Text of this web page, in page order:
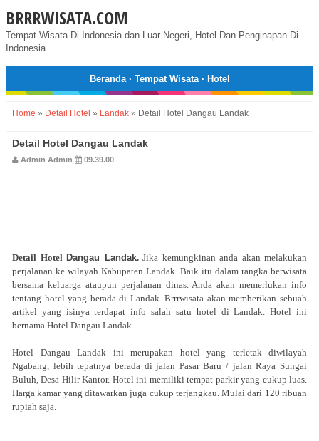
BRRRWISATA.COM
Tempat Wisata Di Indonesia dan Luar Negeri, Hotel Dan Penginapan Di
Indonesia
Beranda· Tempat Wisata· Hotel
Home » Detail Hotel » Landak » Detail Hotel Dangau Landak
Detail Hotel Dangau Landak
Admin Admin 09.39.00
Detail Hotel Dangau Landak. Jika kemungkinan anda akan melakukan
perjalanan ke wilayah Kabupaten Landak. Baik itu dalam rangka berwisata
bersama keluarga ataupun perjalanan dinas. Anda akan memerlukan info
tentang hotel yang berada di Landak. Brrrwisata akan memberikan sebuah
artikel yang isinya terdapat info salah satu hotel di Landak. Hotel ini
bernama Hotel Dangau Landak.
Hotel Dangau Landak ini merupakan hotel yang terletak diwilayah
Ngabang, lebih tepatnya berada di jalan Pasar Baru / jalan Raya Sungai
Buluh, Desa Hilir Kantor. Hotel ini memiliki tempat parkir yang cukup luas.
Harga kamar yang ditawarkan juga cukup terjangkau. Mulai dari 120 ribuan
rupiah saja.